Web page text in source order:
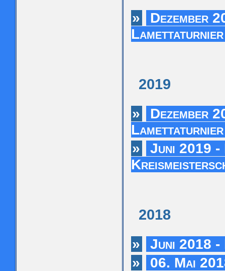
»
Dezember
2019
»
Dezember
»
Juni 2019 -
2018
»
Juni 2018 -
»
06. Mai